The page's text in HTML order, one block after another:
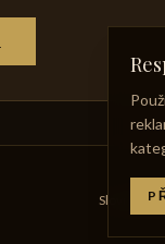
Slovníček